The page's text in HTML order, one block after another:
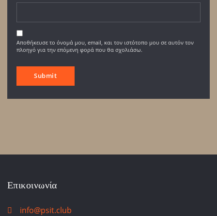
Αποθήκευσε το όνομά μου, email, και τον ιστότοπο μου σε αυτόν τον
πλοηγό για την επόμενη φορά που θα σχολιάσω.
Επικοινωνία
info@psit.club